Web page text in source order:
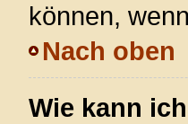
können,
Nach oben
Wie kann